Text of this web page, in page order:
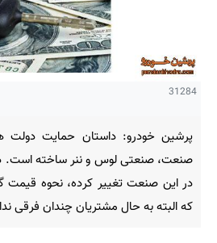
31284
پرشین خودرو: داستان حمایت دولت
صنعت، صنعتی لوس و ننر ساخته است.
در این صنعت تغییر کرده، نحوه قیمت
که البته به حال مشتریان چندان فرقی